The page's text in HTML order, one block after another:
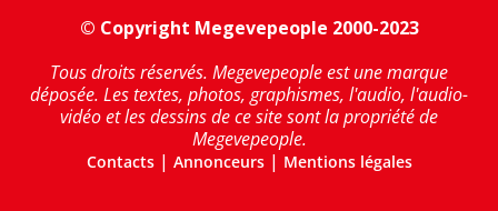
© Copyright Megevepeople 2000-2023
Tous droits réservés. Megevepeople est une marque
déposée. Les textes, photos, graphismes, l'audio, l'audio-
vidéo et les dessins de ce site sont la propriété de
Megevepeople.
Contacts| Annonceurs| Mentions légales